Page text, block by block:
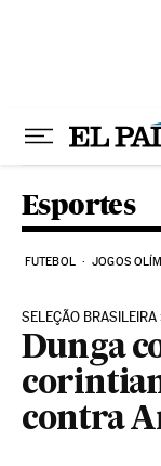
Esportes
FUTEBOL JOGOS
SELEÇÃO BRASILEIRA
Dunga
contra